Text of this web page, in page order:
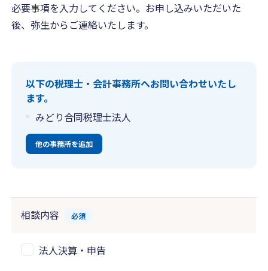
必要事項を入力してください。お申し込みいただいた
後、弥生からご連絡いたします。
以下の税理士・会計事務所へお問い合わせいたし
ます。
みどり合同税理士法人
他の事務所を追加
相談内容 必須
法人決算・申告